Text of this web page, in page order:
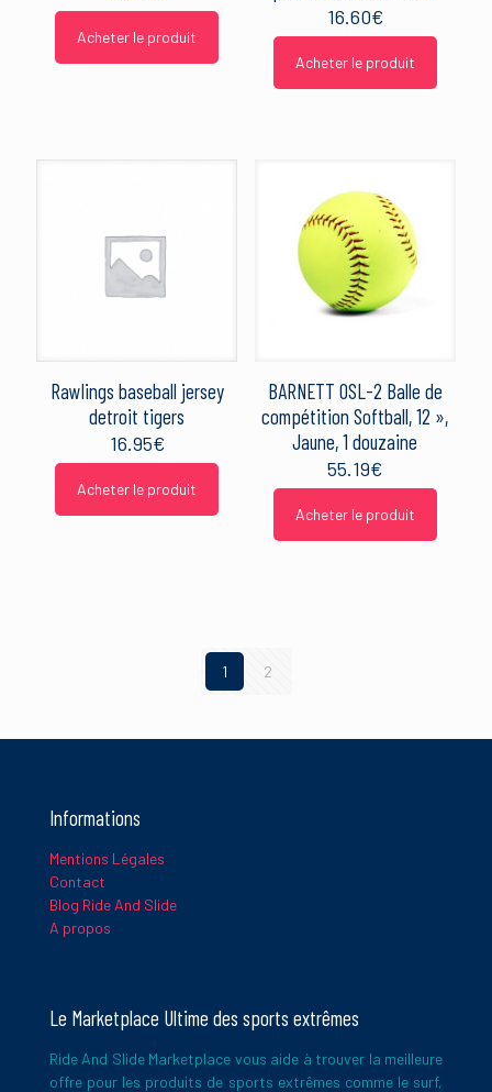
Acheter le produit
16.60€
Acheter le produit
Rawlings baseball jersey
detroit tigers
16.95€
Acheter le produit
BARNETT OSL-2 Balle de
compétition Softball, 12 »,
Jaune, 1 douzaine
55.19€
Acheter le produit
1 2
Informations
Mentions Légales
Contact
Blog Ride And Slide
A propos
Le Marketplace Ultime des sports extrêmes
Ride And Slide Marketplace vous aide à trouver la meilleure
offre pour les produits de sports extrêmes comme le surf,